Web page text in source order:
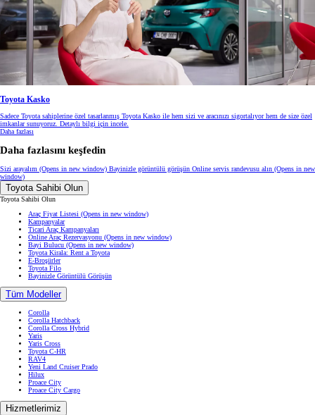
Toyota Kasko
Sadece Toyota sahiplerine özel tasarlanmış Toyota Kasko ile hem sizi ve aracınızı sigortalıyor hem de size özel
imkanlar sunuyoruz. Detaylı bilgi için incele.
Daha fazlası
Daha fazlasını keşfedin
Sizi arayalım (Opens in new window) Bayinizle görüntülü görüşün Online servis randevusu alın (Opens in new
window)
Toyota Sahibi Olun
Toyota Sahibi Olun
Araç Fiyat Listesi (Opens in new window)
Kampanyalar
Ticari Araç Kampanyaları
Online Araç Rezervasyonu (Opens in new window)
Bayi Bulucu (Opens in new window)
Toyota Kirala: Rent a Toyota
E-Broşürler
Toyota Filo
Bayinizle Görüntülü Görüşün
Tüm Modeller
Corolla
Corolla Hatchback
Corolla Cross Hybrid
Yaris
Yaris Cross
Toyota C-HR
RAV4
Yeni Land Cruiser Prado
Hilux
Proace City
Proace City Cargo
Hizmetlerimiz